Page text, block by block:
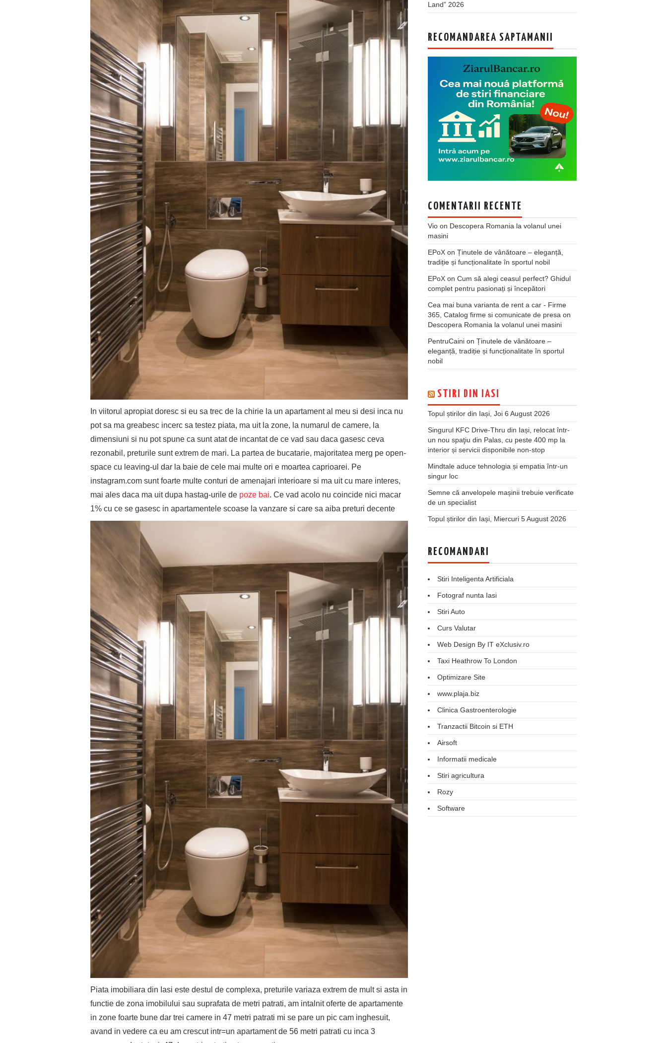
In viitorul apropiat doresc si eu sa trec de la chirie la un apartament al meu si desi inca nu
pot sa ma greabesc incerc sa testez piata, ma uit la zone, la numarul de camere, la
dimensiuni si nu pot spune ca sunt atat de incantat de ce vad sau daca gasesc ceva
rezonabil, preturile sunt extrem de mari. La partea de bucatarie, majoritatea merg pe open-
space cu leaving-ul dar la baie de cele mai multe ori e moartea caprioarei. Pe
instagram.com sunt foarte multe conturi de amenajari interioare si ma uit cu mare interes,
mai ales daca ma uit dupa hastag-urile de poze bai. Ce vad acolo nu coincide nici macar
1% cu ce se gasesc in apartamentele scoase la vanzare si care sa aiba preturi decente
Piata imobiliara din Iasi este destul de complexa, preturile variaza extrem de mult si asta in
functie de zona imobilului sau suprafata de metri patrati, am intalnit oferte de apartamente
in zone foarte bune dar trei camere in 47 metri patrati mi se pare un pic cam inghesuit,
avand in vedere ca eu am crescut intr=un apartament de 56 metri patrati cu inca 3
Land” 2026
RECOMANDAREA SAPTAMANII
COMENTARII RECENTE
Vio on Descopera Romania la volanul unei
masini
EPoX on Ținutele de vânătoare – eleganță,
tradiție și funcționalitate în sportul nobil
EPoX on Cum să alegi ceasul perfect? Ghidul
complet pentru pasionați și începători
Cea mai buna varianta de rent a car - Firme
365, Catalog firme si comunicate de presa on
Descopera Romania la volanul unei masini
PentruCaini on Ținutele de vânătoare –
eleganță, tradiție și funcționalitate în sportul
nobil
STIRI DIN IASI
Topul știrilor din Iași, Joi 6 August 2026
Singurul KFC Drive-Thru din Iași, relocat într-
un nou spaţiu din Palas, cu peste 400 mp la
interior și servicii disponibile non-stop
Mindtale aduce tehnologia și empatia într-un
singur loc
Semne că anvelopele mașinii trebuie verificate
de un specialist
Topul știrilor din Iași, Miercuri 5 August 2026
RECOMANDARI
Stiri Inteligenta Artificiala
Fotograf nunta Iasi
Stiri Auto
Curs Valutar
Web Design By IT eXclusiv.ro
Taxi Heathrow To London
Optimizare Site
www.plaja.biz
Clinica Gastroenterologie
Tranzactii Bitcoin si ETH
Airsoft
Informatii medicale
Stiri agricultura
Rozy
Software